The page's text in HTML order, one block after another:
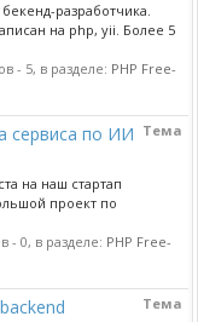
разработчика.
на php, yii. Более 5
- 5, в разделе: PHP Free-
Тема
сервиса по ИИ
на наш стартап
проект по
- 0, в разделе: PHP Free-
Тема